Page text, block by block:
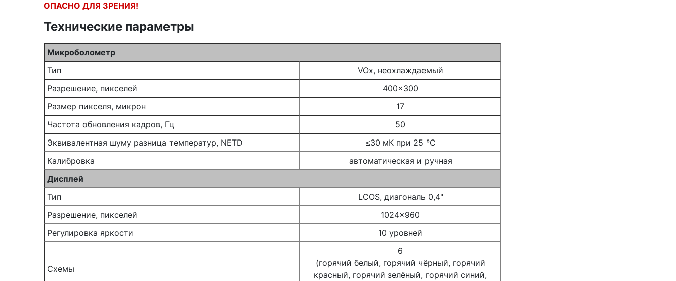
ОПАСНО ДЛЯ ЗРЕНИЯ!
Технические параметры
Микроболометр
Тип
VOx, неохлаждаемый
Разрешение, пикселей
400x300
Размер пикселя, микрон
17
Частота обновления кадров, Гц
50
Эквивалентная шуму разница температур, NETD
≤30 мК при 25 °C
Калибровка
автоматическая и ручная
Дисплей
Тип
LCOS, диагональ 0,4"
Разрешение, пикселей
1024x960
Регулировка яркости
10 уровней
Схемы
6
(горячий белый, горячий чёрный, горячий
красный, горячий зелёный, горячий синий,